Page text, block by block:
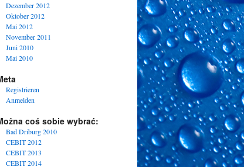
Dezember 2012
Oktober 2012
Mai 2012
November 2011
Juni 2010
Mai 2010
Registrieren
Anmelden
coś sobie wybrać:
Bad Driburg 2010
CEBIT 2012
CEBIT 2013
CEBIT 2014